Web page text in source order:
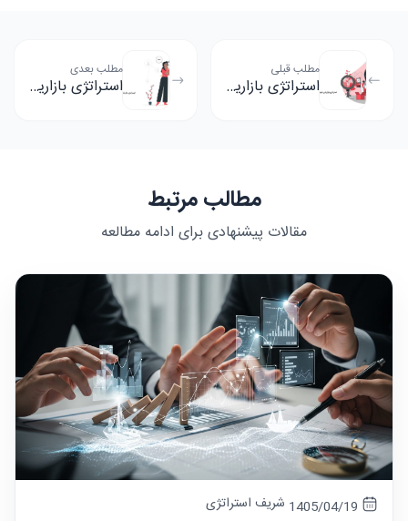
مطلب قبلی
استراتژی بازاریابی تولیدشده توسط کاربر چیست؟
مطلب بعدی
استراتژی بازاریابی دهان به دهان چیست؟
مطالب مرتبط
مقالات پیشنهادی برای ادامه مطالعه
شریف استراتژی